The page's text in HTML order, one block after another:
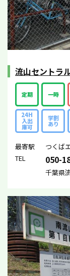
流山セントラ
定期 一時
24H
入出
庫可
学割
あり
最寄駅
つくば
TEL
050-
千葉県